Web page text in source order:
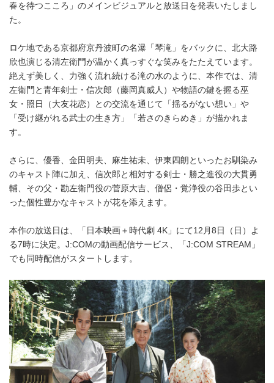
春を待つこころ」のメインビジュアルと放送日を発表いたしまし
た。
ロケ地である京都府京丹波町の名瀑「琴滝」をバックに、北大路
欣也演じる清左衛門が温かく真っすぐな笑みをたたえています。
絶えず美しく、力強く流れ続ける滝の水のように、本作では、清
左衛門と青年剣士・信次郎（藤岡真威人）や物語の鍵を握る巫
女・照日（大友花恋）との交流を通じて「揺るがない想い」や
「受け継がれる武士の生き方」「若さのきらめき」が描かれま
す。
さらに、優香、金田明夫、麻生祐未、伊東四朗といったお馴染み
のキャスト陣に加え、信次郎と相対する剣士・勝之進役の大貫勇
輔、その父・勘左衛門役の菅原大吉、僧侶・覚浄役の谷田歩とい
った個性豊かなキャストが花を添えます。
本作の放送日は、「日本映画＋時代劇 4K」にて12月8日（日）よ
る7時に決定。J:COMの動画配信サービス、「J:COM STREAM」
でも同時配信がスタートします。